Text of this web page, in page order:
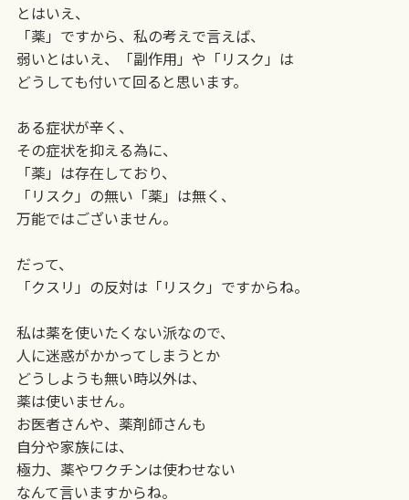
とはいえ、
「薬」ですから、私の考えで言えば、
弱いとはいえ、「副作用」や「リスク」は
どうしても付いて回ると思います。
ある症状が辛く、
その症状を抑える為に、
「薬」は存在しており、
「リスク」の無い「薬」は無く、
万能ではございません。
だって、
「クスリ」の反対は「リスク」ですからね。
私は薬を使いたくない派なので、
人に迷惑がかかってしまうとか
どうしようも無い時以外は、
薬は使いません。
お医者さんや、薬剤師さんも
自分や家族には、
極力、薬やワクチンは使わせない
なんて言いますからね。